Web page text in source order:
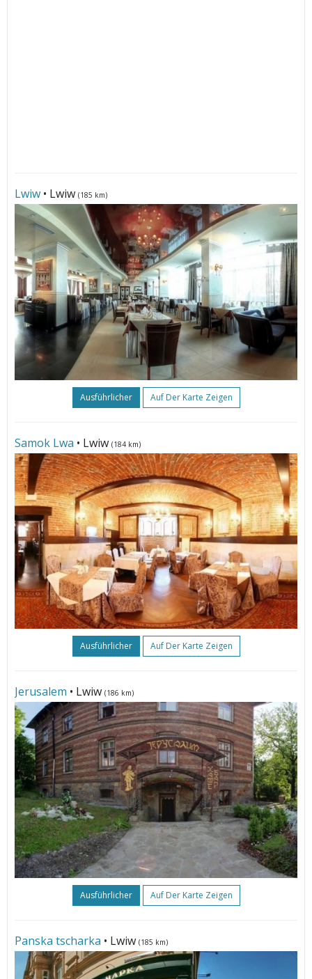
Lwiw • Lwiw (185 km)
Ausführlicher Auf Der Karte Zeigen
Samok Lwa • Lwiw (184 km)
Ausführlicher Auf Der Karte Zeigen
Jerusalem • Lwiw (186 km)
Ausführlicher Auf Der Karte Zeigen
Panska tscharka • Lwiw (185 km)